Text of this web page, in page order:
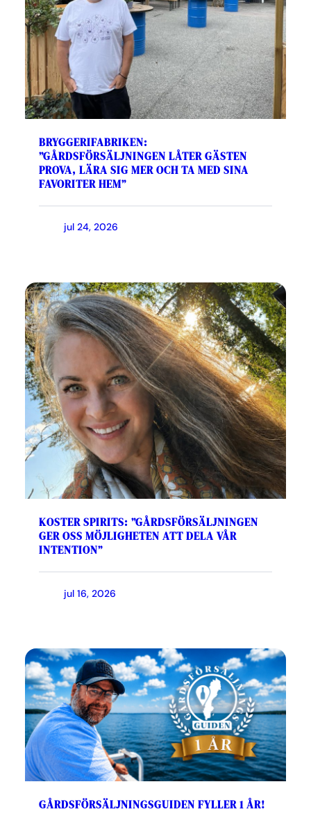
BRYGGERIFABRIKEN:
”GÅRDSFÖRSÄLJNINGEN LÅTER GÄSTEN
PROVA, LÄRA SIG MER OCH TA MED SINA
FAVORITER HEM”
jul 24, 2026
KOSTER SPIRITS: ”GÅRDSFÖRSÄLJNINGEN
GER OSS MÖJLIGHETEN ATT DELA VÅR
INTENTION”
jul 16, 2026
GÅRDSFÖRSÄLJNINGSGUIDEN FYLLER 1 ÅR!